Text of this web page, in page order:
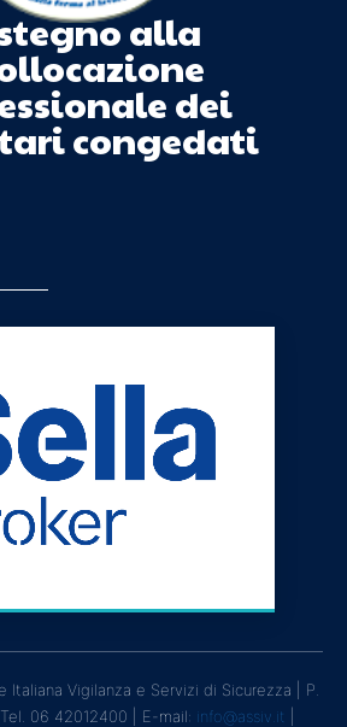
alla
dei
congedati
Italiana Vigilanza e Servizi di Sicurezza | P.
06 42012400 | E-mail: info@assiv.it